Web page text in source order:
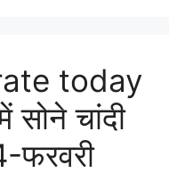
today
चांदी
फरवरी